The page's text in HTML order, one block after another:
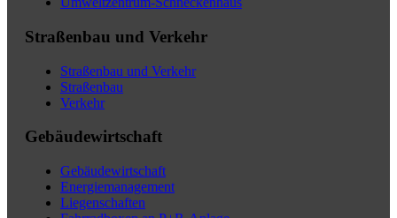
Straßenbau und Verkehr
Straßenbau und Verkehr
Straßenbau
Verkehr
Gebäudewirtschaft
Gebäudewirtschaft
Energiemanagement
Liegenschaften